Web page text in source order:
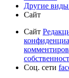
Другие виды
Сайт
Сайт
Соц. сети